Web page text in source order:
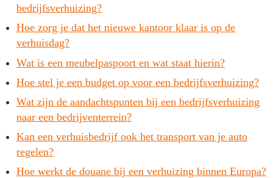
bedrijfsverhuizing?
Hoe zorg je dat het nieuwe kantoor klaar is op de
verhuisdag?
Wat is een meubelpaspoort en wat staat hierin?
Hoe stel je een budget op voor een bedrijfsverhuizing?
Wat zijn de aandachtspunten bij een bedrijfsverhuizing
naar een bedrijventerrein?
Kan een verhuisbedrijf ook het transport van je auto
regelen?
Hoe werkt de douane bij een verhuizing binnen Europa?